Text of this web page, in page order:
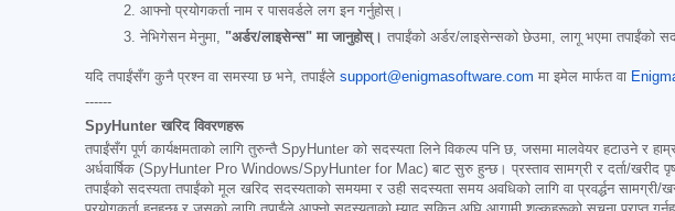
आफ्नो प्रयोगकर्ता नाम र पासवर्डले लग इन गर्नुहोस्।
नेभिगेसन मेनुमा, "अर्डर/लाइसेन्स" मा जानुहोस्। तपाईंको अर्डर/लाइसेन्सको छेउमा, लागू भएमा तपाईंको
यदि तपाईंसँग कुनै प्रश्न वा समस्या छ भने, तपाईंले support@enigmasoftware.com मा इमेल मार्फत वा
------
SpyHunter खरिद विवरणहरू
तपाईंसँग पूर्ण कार्यक्षमताको लागि तुरुन्तै SpyHunter को सदस्यता लिने विकल्प पनि छ, जसमा मालवेयर हटाउने र
अर्धवार्षिक (SpyHunter Pro Windows/SpyHunter for Mac) बाट सुरु हुन्छ। प्रस्ताव सामग्री र दर्ता/खरीद
तपाईंको सदस्यता तपाईंको मूल खरिद सदस्यताको समयमा र उही सदस्यता समय अवधिको लागि वा प्रवर्द्धन